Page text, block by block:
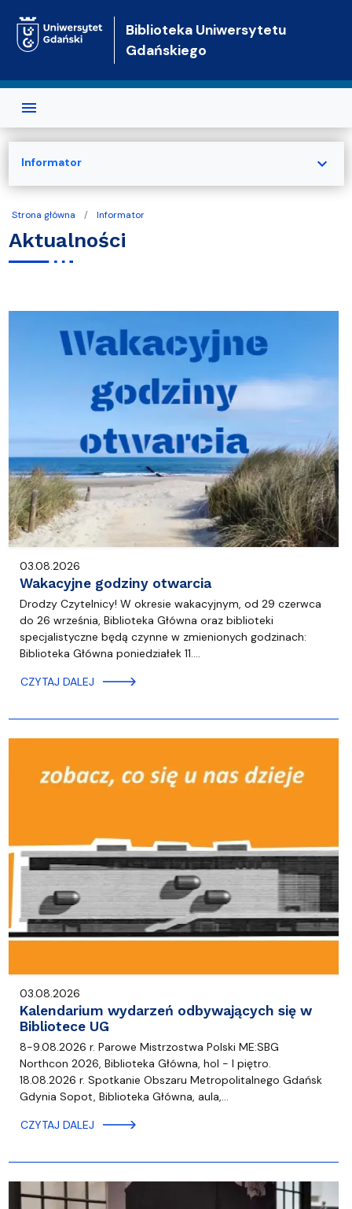
Biblioteka Uniwersytetu
Gdańskiego
Strona główna Informator
Aktualności
03.08.2026
Wakacyjne godziny otwarcia
Drodzy Czytelnicy! W okresie wakacyjnym, od 29 czerwca
do 26 września, Biblioteka Główna oraz biblioteki
specjalistyczne będą czynne w zmienionych godzinach:
Biblioteka Główna poniedziałek 11.…
CZYTAJ DALEJ
03.08.2026
Kalendarium wydarzeń odbywających się w
Bibliotece UG
8-9.08.2026 r. Parowe Mistrzostwa Polski ME:SBG
Northcon 2026, Biblioteka Główna, hol - I piętro.
18.08.2026 r. Spotkanie Obszaru Metropolitalnego Gdańsk
Gdynia Sopot, Biblioteka Główna, aula,…
CZYTAJ DALEJ
Informator expand_more